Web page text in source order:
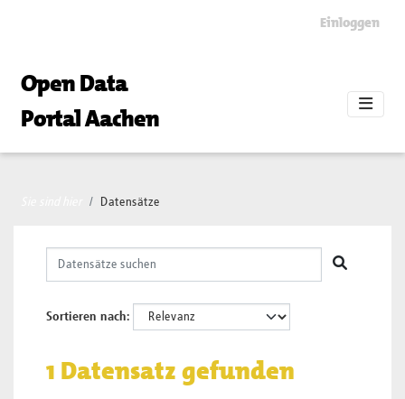
Einloggen
Open Data
Portal Aachen
Datensätze
Sortieren nach
1 Datensatz gefunden